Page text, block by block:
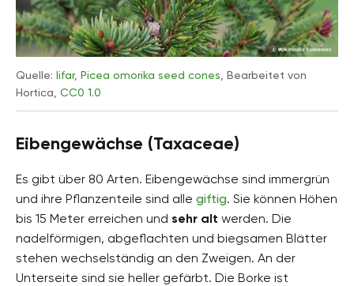
Quelle: Iifar, Picea omorika seed cones , Bearbeitet von
Hortica, CC0 1.0
Eibengewächse (Taxaceae)
Es gibt über 80 Arten. Eibengewächse sind immergrün
und ihre Pflanzenteile sind alle giftig. Sie können Höhen
bis 15 Meter erreichen und sehr alt werden. Die
nadelförmigen, abgeflachten und biegsamen Blätter
stehen wechselständig an den Zweigen. An der
Unterseite sind sie heller gefärbt. Die Borke ist